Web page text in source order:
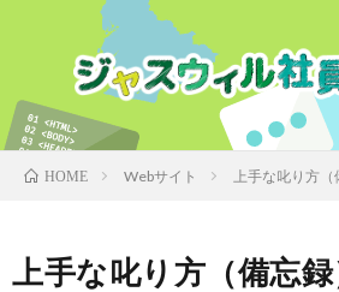
HOME Webサイト 上手な叱り方（
上手な叱り方（備忘録